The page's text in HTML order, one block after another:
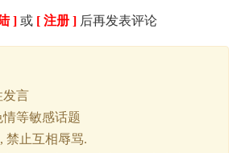
] 或 [ 注册 ] 后再发表评论
发言
等敏感话题
禁止互相辱骂.